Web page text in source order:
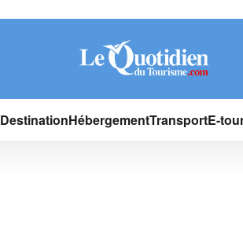
DestinationHébergementTransportE-